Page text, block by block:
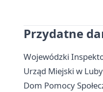
Przydatne
Wojewódzki
Urząd Miejski w
Dom Pomocy